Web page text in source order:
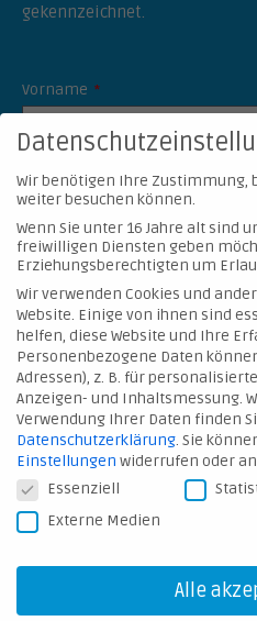
gekennzeichnet.
Vorname
Name
E-Mail
Telefon
Wir benötigen Ihre Zustimmung,
weiter besuchen können.
Wenn Sie unter 16 Jahre alt sind
freiwilligen Diensten geben
Erziehungsberechtigten um
Wir verwenden Cookies und
Website. Einige von ihnen sind
helfen, diese Website und Ihre
Personenbezogene Daten
Adressen), z. B. für
Anzeigen- und Inhaltsmessung.
Verwendung Ihrer Daten finden
Datenschutzerklärung. Sie
Einstellungen widerrufen oder
Datenschutzeinstellungen
Essenziell
Externe Medien
Alle